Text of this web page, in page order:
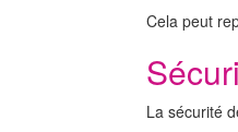
Cela peut
La sécurité